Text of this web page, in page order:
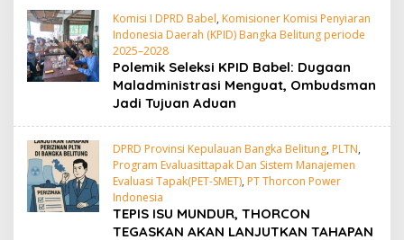
Komisi I DPRD Babel, Komisioner Komisi Penyiaran
Indonesia Daerah (KPID) Bangka Belitung periode
2025–2028
Polemik Seleksi KPID Babel: Dugaan
Maladministrasi Menguat, Ombudsman
Jadi Tujuan Aduan
DPRD Provinsi Kepulauan Bangka Belitung, PLTN,
Program Evaluasittapak Dan Sistem Manajemen
Evaluasi Tapak(PET-SMET), PT Thorcon Power
Indonesia
TEPIS ISU MUNDUR, THORCON
TEGASKAN AKAN LANJUTKAN TAHAPAN